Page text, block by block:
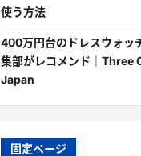
使う方法
400万円台のドレスウォッ
集部がレコメンド｜Three
Japan
固定ページ